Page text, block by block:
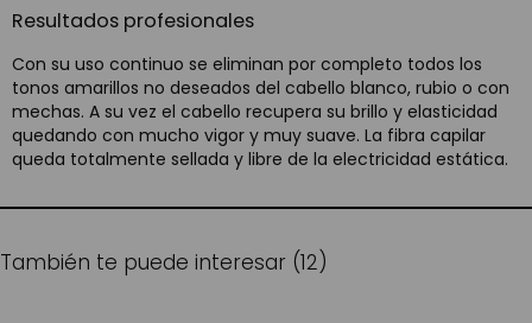
Resultados profesionales
Con su uso continuo se eliminan por completo todos los
tonos amarillos no deseados del cabello blanco, rubio o con
mechas. A su vez el cabello recupera su brillo y elasticidad
quedando con mucho vigor y muy suave. La fibra capilar
queda totalmente sellada y libre de la electricidad estática.
También te puede interesar (12)